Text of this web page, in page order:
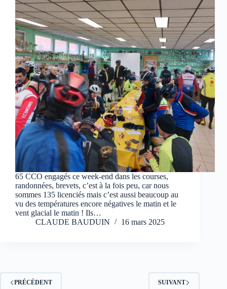
65 CCO engagés ce week-end dans les courses,
randonnées, brevets, c’est à la fois peu, car nous
sommes 135 licenciés mais c’est aussi beaucoup au
vu des températures encore négatives le matin et le
vent glacial le matin ! Ils…
CLAUDE BAUDUIN
16 mars 2025
PRÉCÉDENT SUIVANT